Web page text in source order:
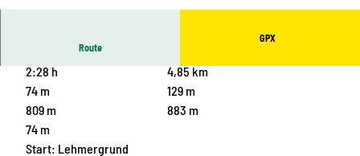
Route
GPX
2:28 h
4,85 km
74 m
129 m
809 m
883 m
74 m
Start: Lehmergrund